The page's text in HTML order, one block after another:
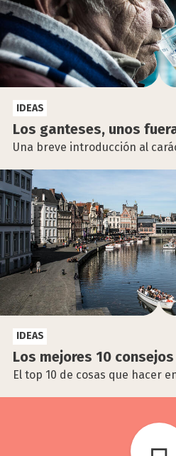
Los gan­te­ses, unos
Una breve introducción al
IDEAS
Los mejo­res 10 con­se­jos
El top 10 de cosas que hacer
IDEAS